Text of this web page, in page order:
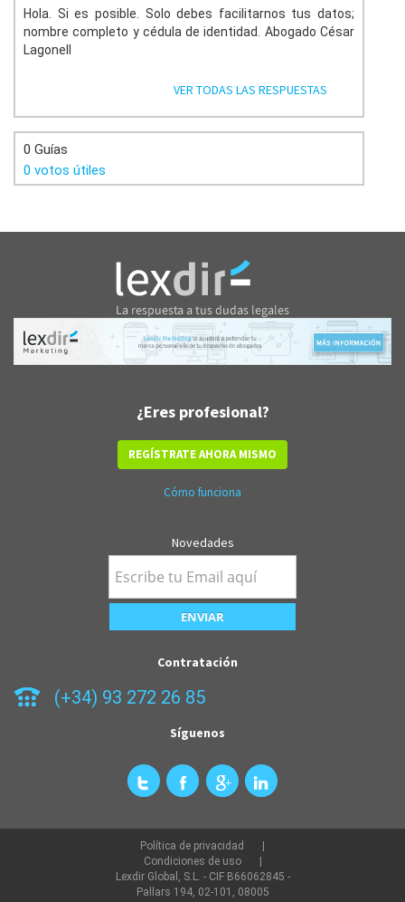
Hola. Si es posible. Solo debes facilitarnos tus datos;
nombre completo y cédula de identidad. Abogado César
Lagonell
VER TODAS LAS RESPUESTAS
0 Guías
0 votos útiles
¿Eres profesional?
REGÍSTRATE AHORA MISMO
Cómo funciona
Novedades
Contratación
(+34) 93 272 26 85
Síguenos
Política de privacidad
Condiciones de uso
Lexdir Global, S.L. - CIF B66062845 -
Pallars 194, 02-101, 08005